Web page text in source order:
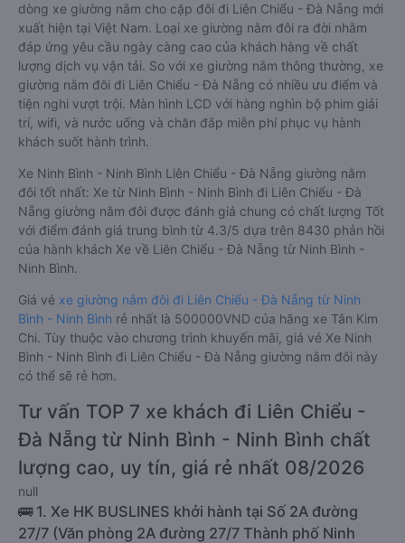
dòng xe giường nằm cho cặp đôi đi Liên Chiểu - Đà Nẵng mới
xuất hiện tại Việt Nam. Loại xe giường nằm đôi ra đời nhằm
đáp ứng yêu cầu ngày càng cao của khách hàng về chất
lượng dịch vụ vận tải. So với xe giường nằm thông thường, xe
giường nằm đôi đi Liên Chiểu - Đà Nẵng có nhiều ưu điểm và
tiện nghi vượt trội. Màn hình LCD với hàng nghìn bộ phim giải
trí, wifi, và nước uống và chăn đắp miễn phí phục vụ hành
khách suốt hành trình.
Xe Ninh Bình - Ninh Bình Liên Chiểu - Đà Nẵng giường nằm
đôi tốt nhất: Xe từ Ninh Bình - Ninh Bình đi Liên Chiểu - Đà
Nẵng giường nằm đôi được đánh giá chung có chất lượng Tốt
với điểm đánh giá trung bình từ 4.3/5 dựa trên 8430 phản hồi
của hành khách Xe về Liên Chiểu - Đà Nẵng từ Ninh Bình -
Ninh Bình.
Giá vé xe giường nằm đôi đi Liên Chiểu - Đà Nẵng từ Ninh
Bình - Ninh Bình rẻ nhất là 500000VND của hãng xe Tân Kim
Chi. Tùy thuộc vào chương trình khuyến mãi, giá vé Xe Ninh
Bình - Ninh Bình đi Liên Chiểu - Đà Nẵng giường nằm đôi này
có thể sẽ rẻ hơn.
Tư vấn TOP 7 xe khách đi Liên Chiểu -
Đà Nẵng từ Ninh Bình - Ninh Bình chất
lượng cao, uy tín, giá rẻ nhất 08/2026
null
🚌 1. Xe HK BUSLINES khởi hành tại Số 2A đường
27/7 (Văn phòng 2A đường 27/7 Thành phố Ninh